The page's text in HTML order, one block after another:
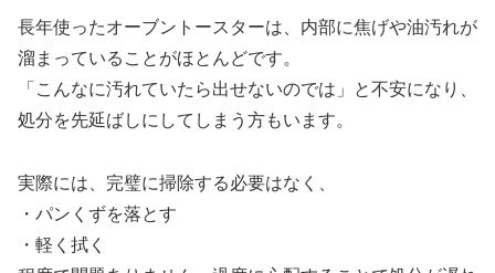
長年使ったオーブントースターは、内部に焦げや油汚れが
溜まっていることがほとんどです。
「こんなに汚れていたら出せないのでは」と不安になり、
処分を先延ばしにしてしまう方もいます。
実際には、完璧に掃除する必要はなく、
・パンくずを落とす
・軽く拭く